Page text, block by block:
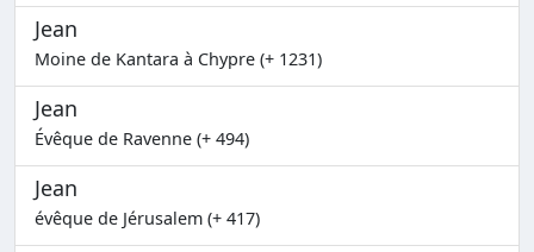
Jean
Moine de Kantara à Chypre (+ 1231)
Jean
Évêque de Ravenne (+ 494)
Jean
évêque de Jérusalem (+ 417)